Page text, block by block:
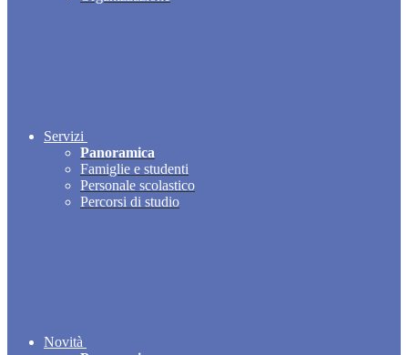
Servizi
Panoramica
Famiglie e studenti
Personale scolastico
Percorsi di studio
Novità